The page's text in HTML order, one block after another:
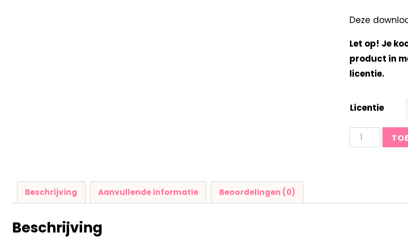
Deze
Let op! Je
product in
licentie.
Licentie
Beschrijving Aanvullende informatie Beoordelingen (0)
Beschrijving